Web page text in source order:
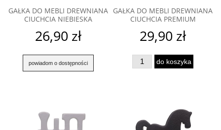
GAŁKA DO MEBLI DREWNIANA
CIUCHCIA NIEBIESKA
26,90 zł
powiadom o dostępności
GAŁKA DO MEBLI DREWNIANA
CIUCHCIA PREMIUM
29,90 zł
do koszyka